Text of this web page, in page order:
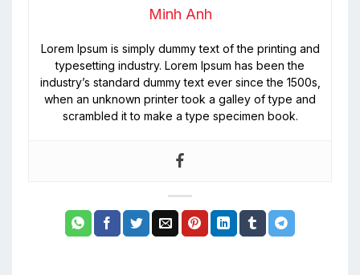
Minh Anh
Lorem Ipsum is simply dummy text of the printing and
typesetting industry. Lorem Ipsum has been the
industry’s standard dummy text ever since the 1500s,
when an unknown printer took a galley of type and
scrambled it to make a type specimen book.